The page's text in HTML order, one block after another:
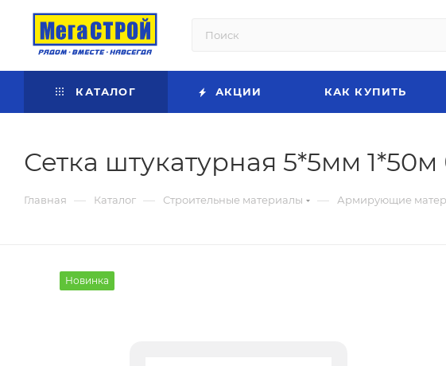
КАТАЛОГ АКЦИИ КАК КУПИТЬ
Сетка штукатурная 5*5мм
Главная — Каталог — Строительные материалы — Армирующие
Новинка